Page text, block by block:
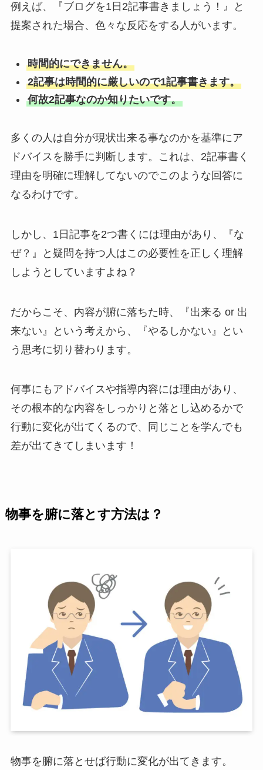
例えば、『ブログを1日2記事書きましょう！』と
提案された場合、色々な反応をする人がいます。
時間的にできません。
2記事は時間的に厳しいので1記事書きます。
何故2記事なのか知りたいです。
多くの人は自分が現状出来る事なのかを基準にア
ドバイスを勝手に判断します。これは、2記事書く
理由を明確に理解してないのでこのような回答に
なるわけです。
しかし、1日記事を2つ書くには理由があり、『な
ぜ？』と疑問を持つ人はこの必要性を正しく理解
しようとしていますよね？
だからこそ、内容が腑に落ちた時、『出来る or 出
来ない』という考えから、『やるしかない』とい
う思考に切り替わります。
何事にもアドバイスや指導内容には理由があり、
その根本的な内容をしっかりと落とし込めるかで
行動に変化が出てくるので、同じことを学んでも
差が出てきてしまいます！
物事を腑に落とす方法は？
物事を腑に落とせば行動に変化が出てきます。